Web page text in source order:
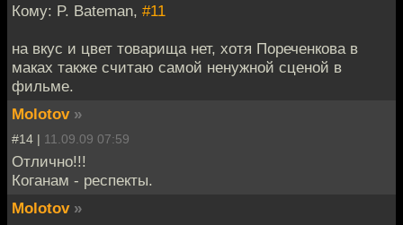
Кому: P. Bateman, #11
на вкус и цвет товарища нет, хотя Пореченкова в
маках также считаю самой ненужной сценой в
фильме.
Molotov »
#14 | 11.09.09 07:59
Отлично!!!
Коганам - респекты.
Molotov »